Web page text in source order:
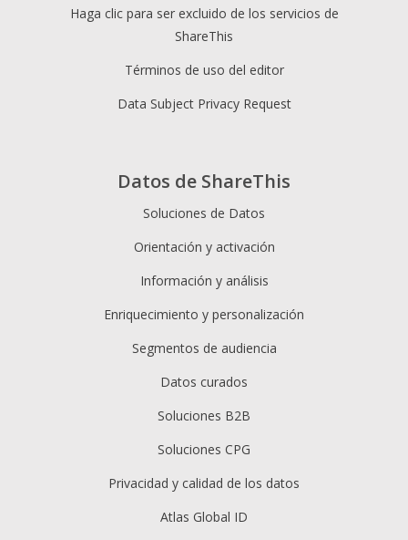
Datos de ShareThis
Soluciones de Datos
Orientación y activación
Información y análisis
Enriquecimiento y personalización
Segmentos de audiencia
Datos curados
Soluciones B2B
Soluciones CPG
Privacidad y calidad de los datos
Atlas Global ID
Haga clic para ser excluido de los servicios de
ShareThis
Términos de uso del editor
Data Subject Privacy Request